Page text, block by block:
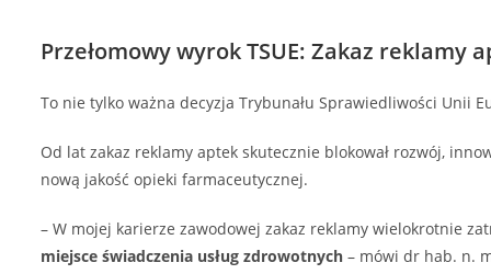
Przełomowy wyrok TSUE: Zakaz reklamy
To nie tylko ważna decyzja Trybunału Sprawiedliwości Unii
Od lat zakaz reklamy aptek skutecznie blokował rozwój,
nową jakość opieki farmaceutycznej.
– W mojej karierze zawodowej zakaz reklamy wielokrotnie
miejsce świadczenia usług zdrowotnych– mówi dr hab. n.